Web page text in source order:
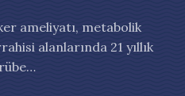
ameliyatı, metabolik
alanlarında 21 yıllık